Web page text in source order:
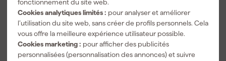
fonctionnement du site web.
Cookies analytiques limités : pour analyser et améliorer
l’utilisation du site web, sans créer de profils personnels. Cela
vous offre la meilleure expérience utilisateur possible.
Cookies marketing : pour afficher des publicités
personnalisées (personnalisation des annonces) et suivre